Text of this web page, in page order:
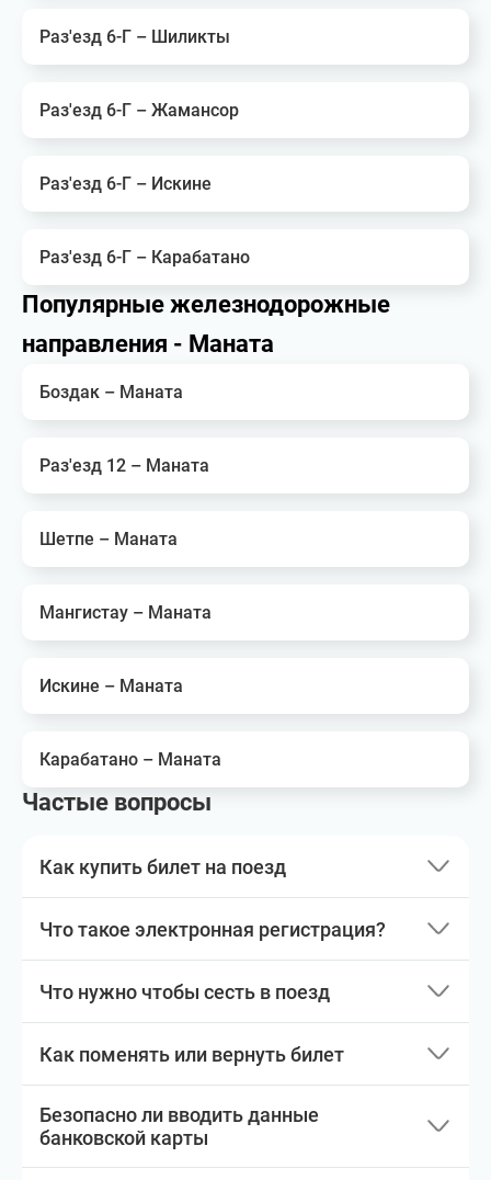
Раз'езд 6-Г – Шиликты
Раз'езд 6-Г – Жамансор
Раз'езд 6-Г – Искине
Раз'езд 6-Г – Карабатано
Популярные железнодорожные
направления - Маната
Боздак – Маната
Раз'езд 12 – Маната
Шетпе – Маната
Мангистау – Маната
Искине – Маната
Карабатано – Маната
Частые вопросы
Как купить билет на поезд
Что такое электронная регистрация?
Что нужно чтобы сесть в поезд
Как поменять или вернуть билет
Безопасно ли вводить данные
банковской карты